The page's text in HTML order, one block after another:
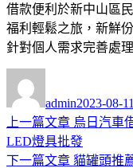
借款便利於新中山區
福利輕鬆之旅，新鮮
針對個人需求完善處理
者
admin佈
日
期:
2023-08-11
文
章
上一篇文章 上
一
篇
烏日汽車
LED燈具批發
下一篇文章 下
貓罐頭推